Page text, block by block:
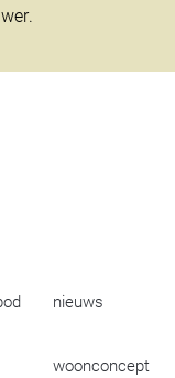
nieuws
woonconcept